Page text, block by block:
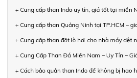
+ Cung cấp than Indo uy tín, giá tốt tại miền
+ Cung cấp than Quảng Ninh tại TP.HCM –
+ Cung cấp than đốt lò hơi cho nhà máy dệt
+ Cung Cấp Than Đá Miền Nam – Uy Tín –
+ Cách bảo quản than Indo để không bị hao